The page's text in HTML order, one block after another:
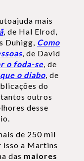
mais
, de Hal Elrod,
Duhigg, Como
, de David
o foda-se, de
o diabo, de
do
outros
desse
de 250 mil
isso a Martins
das maiores